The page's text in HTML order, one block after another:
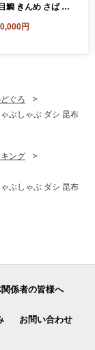
鯛 きんめ さば さ
ん干し 西伊豆 伊
円
ぐろ
ぶしゃぶ ダシ 昆布
ング
ぶしゃぶ ダシ 昆布
係者の皆様へ
お問い合わせ